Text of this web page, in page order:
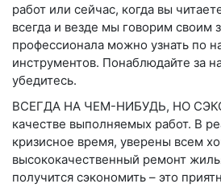
работ или сейчас, когда вы
всегда и везде мы говорим своим
профессионала можно узнать по
инструментов. Понаблюдайте за
убедитесь.
ВСЕГДА НА ЧЕМ-НИБУДЬ, НО
качестве выполняемых работ. В
кризисное время, уверены всем
высококачественный ремонт
получится сэкономить – это